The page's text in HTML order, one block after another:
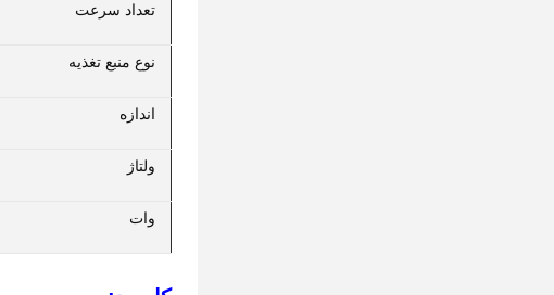
تعداد سرعت
نوع منبع تغذیه
اندازه
ولتاژ
وات